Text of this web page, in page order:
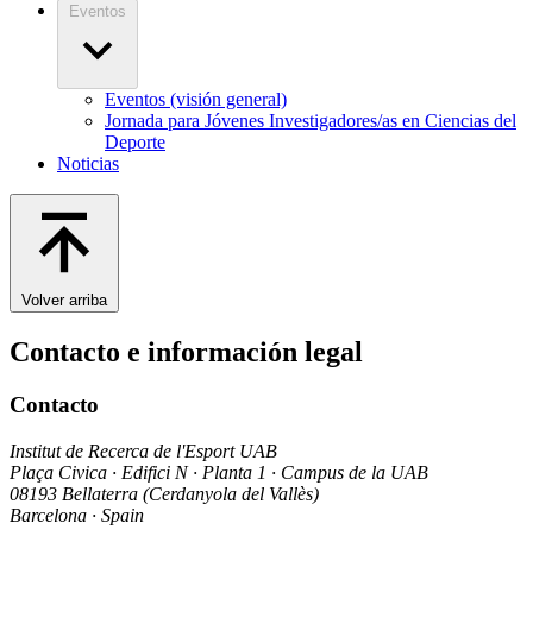
Eventos
Eventos (visión general)
Jornada para Jóvenes Investigadores/as en Ciencias del
Deporte
Noticias
Volver arriba
Contacto e información legal
Contacto
Institut de Recerca de l'Esport UAB
Plaça Civica · Edifici N · Planta 1 · Campus de la UAB
08193 Bellaterra (Cerdanyola del Vallès)
Barcelona · Spain